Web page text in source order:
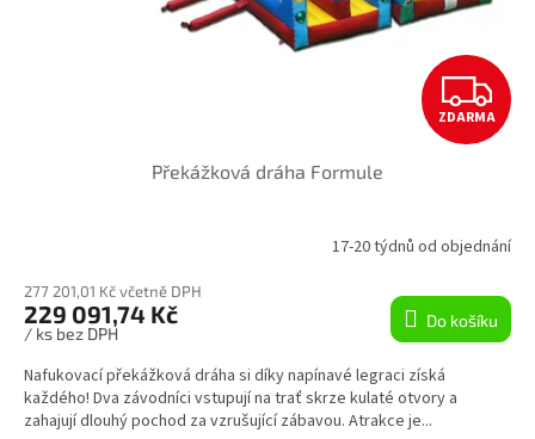
Z
D
R
M
A
ZDARMA
Překážková dráha Formule
17-20 týdnů od objednání
277 201,01 Kč včetně DPH
229 091,74 Kč
/ ks bez DPH
Do košíku
Nafukovací překážková dráha si díky napínavé legraci získá
každého! Dva závodníci vstupují na trať skrze kulaté otvory a
zahajují dlouhý pochod za vzrušující zábavou. Atrakce je...